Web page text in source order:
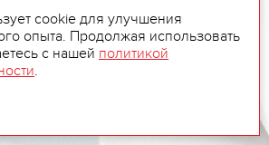
cookie для улучшения
опыта. Продолжая использовать
с нашей политикой
.